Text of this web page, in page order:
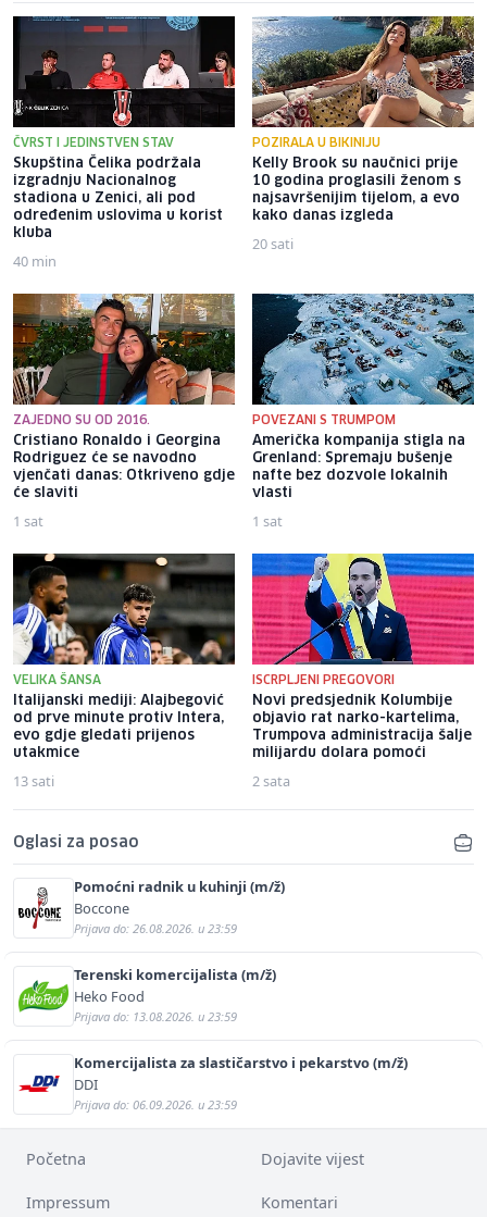
ČVRST I JEDINSTVEN STAV
Skupština Čelika podržala
izgradnju Nacionalnog
stadiona u Zenici, ali pod
određenim uslovima u korist
kluba
40 min
POZIRALA U BIKINIJU
Kelly Brook su naučnici prije
10 godina proglasili ženom s
najsavršenijim tijelom, a evo
kako danas izgleda
20 sati
ZAJEDNO SU OD 2016.
Cristiano Ronaldo i Georgina
Rodriguez će se navodno
vjenčati danas: Otkriveno gdje
će slaviti
1 sat
POVEZANI S TRUMPOM
Američka kompanija stigla na
Grenland: Spremaju bušenje
nafte bez dozvole lokalnih
vlasti
1 sat
VELIKA ŠANSA
Italijanski mediji: Alajbegović
od prve minute protiv Intera,
evo gdje gledati prijenos
utakmice
13 sati
ISCRPLJENI PREGOVORI
Novi predsjednik Kolumbije
objavio rat narko-kartelima,
Trumpova administracija šalje
milijardu dolara pomoći
2 sata
Oglasi za posao
Pomoćni radnik u kuhinji (m/ž)
Boccone
Prijava do: 26.08.2026. u 23:59
Terenski komercijalista (m/ž)
Heko Food
Prijava do: 13.08.2026. u 23:59
Komercijalista za slastičarstvo i pekarstvo (m/ž)
DDI
Prijava do: 06.09.2026. u 23:59
Početna Dojavite vijest
Impressum Komentari